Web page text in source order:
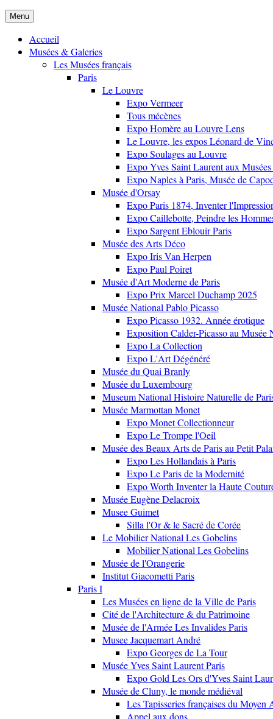
Menu
Accueil
Musées & Galeries
Les Musées français
Paris
Le Louvre
Expo Vermeer
Tous mécènes
Expo Homère au Louvre Lens
Le Louvre, les expos Léonard de
Expo Soulages au Louvre
Expo Yves Saint Laurent aux
Expo Naples à Paris, Musée de
Musée d'Orsay
Expo Paris 1874, Inventer
Expo Caillebotte, Peindre les
Expo Sargent Eblouir Paris
Musée des Arts Déco
Expo Iris Van Herpen
Expo Paul Poiret
Musée d'Art Moderne de Paris
Expo Prix Marcel Duchamp 2025
Musée National Pablo Picasso
Expo Picasso 1932. Année érotique
Exposition Calder-Picasso au Musée
Expo La Collection
Expo L'Art Dégénéré
Musée du Quai Branly
Musée du Luxembourg
Museum National Histoire Naturelle de
Musée Marmottan Monet
Expo Monet Collectionneur
Expo Le Trompe l'Oeil
Musée des Beaux Arts de Paris au Petit
Expo Les Hollandais à Paris
Expo Le Paris de la Modernité
Expo Worth Inventer la Haute
Musée Eugène Delacroix
Musee Guimet
Silla l'Or & le Sacré de Corée
Le Mobilier National Les Gobelins
Mobilier National Les Gobelins
Musée de l'Orangerie
Institut Giacometti Paris
Paris I
Les Musées en ligne de la Ville de Paris
Cité de l'Architecture & du Patrimoine
Musée de l'Armée Les Invalides Paris
Musee Jacquemart André
Expo Georges de La Tour
Musée Yves Saint Laurent Paris
Expo Gold Les Ors d'Yves Saint
Musée de Cluny, le monde médiéval
Les Tapisseries françaises du Moyen